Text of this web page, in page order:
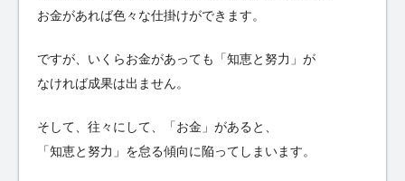
お金があれば色々な仕掛けができます。
ですが、いくらお金があっても「知恵と努力」が
なければ成果は出ません。
そして、往々にして、「お金」があると、
「知恵と努力」を怠る傾向に陥ってしまいます。